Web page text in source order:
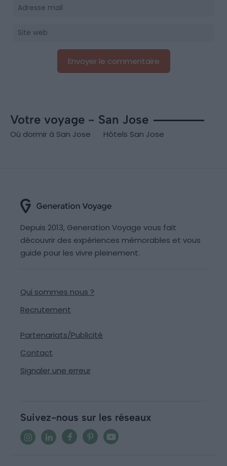
Votre voyage - San Jose
Où dormir à San Jose Hôtels San Jose
Depuis 2013, Generation Voyage vous fait
découvrir des expériences mémorables et vous
guide pour les vivre pleinement.
Qui sommes nous ?
Recrutement
Partenariats/Publicité
Contact
Signaler une erreur
Suivez-nous sur les réseaux